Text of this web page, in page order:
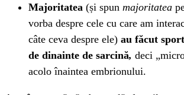
Majoritatea (și spun majoritatea
vorba despre cele cu care am
câte ceva despre ele) au făcut
de dinainte de sarcină, deci
acolo înaintea embrionului.